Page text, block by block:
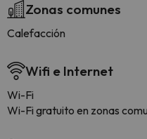
Zonas comunes
Calefacción
Wifi e Internet
Wi-Fi
Wi-Fi gratuito en zonas